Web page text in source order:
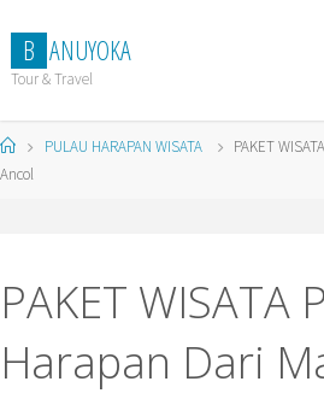
content
B ANUYOKA
Tour & Travel
HomePULAU HARAPAN WISATA
PAKET
Ancol
PAKET WISATA
Harapan Dari